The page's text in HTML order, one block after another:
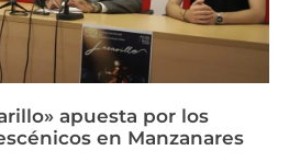
apuesta por los
en Manzanares